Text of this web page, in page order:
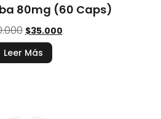
80mg (60 Caps)
$35.000
Leer Más